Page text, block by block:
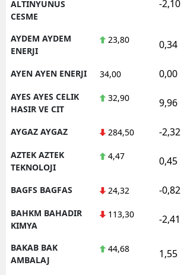
ALTINYUNUS
CESME
-2,10
AYDEM AYDEM
ENERJI
23,80 0,34
AYEN AYEN ENERJI 34,00 0,00
AYES AYES CELIK
HASIR VE CIT
32,90 9,96
AYGAZ AYGAZ 284,50 -2,32
AZTEK AZTEK
TEKNOLOJI
4,47 0,45
BAGFS BAGFAS 24,32 -0,82
BAHKM BAHADIR
KIMYA
113,30 -2,41
BAKAB BAK
AMBALAJ
44,68 1,55